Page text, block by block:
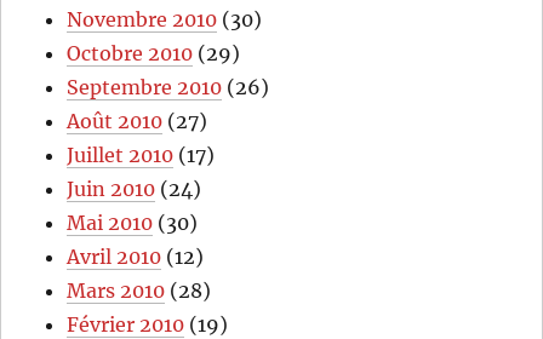
Novembre 2010 (30)
Octobre 2010 (29)
Septembre 2010 (26)
Août 2010 (27)
Juillet 2010 (17)
Juin 2010 (24)
Mai 2010 (30)
Avril 2010 (12)
Mars 2010 (28)
Février 2010 (19)